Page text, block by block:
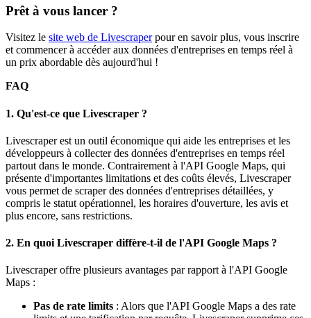
Prêt à vous lancer ?
Visitez le site web de Livescraperpour en savoir plus, vous inscrire
et commencer à accéder aux données d'entreprises en temps réel à
un prix abordable dès aujourd'hui !
FAQ
1. Qu'est-ce que Livescraper ?
Livescraper est un outil économique qui aide les entreprises et les
développeurs à collecter des données d'entreprises en temps réel
partout dans le monde. Contrairement à l'API Google Maps, qui
présente d'importantes limitations et des coûts élevés, Livescraper
vous permet de scraper des données d'entreprises détaillées, y
compris le statut opérationnel, les horaires d'ouverture, les avis et
plus encore, sans restrictions.
2. En quoi Livescraper diffère-t-il de l'API Google Maps ?
Livescraper offre plusieurs avantages par rapport à l'API Google
Maps :
Pas de rate limits : Alors que l'API Google Maps a des rate